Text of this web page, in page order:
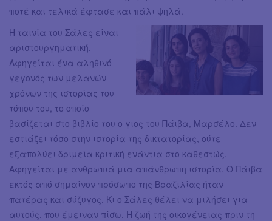
ποτέ και τελικά έφτασε και πάλι ψηλά.
Η ταινία του Σάλες είναι
αριστουργηματική.
Αφηγείται ένα αληθινό
γεγονός των μελανών
χρόνων της ιστορίας του
τόπου του, το οποίο
βασίζεται στο βιβλίο του ο γιος του Πάιβα, Μαρσέλο. Δεν
εστιάζει τόσο στην ιστορία της δικτατορίας, ούτε
εξαπολύει δριμεία κριτική ενάντια στο καθεστώς.
Αφηγείται με ανθρωπιά μια απάνθρωπη ιστορία. Ο Πάιβα
εκτός από σημαίνον πρόσωπο της Βραζιλίας ήταν
πατέρας και σύζυγος. Κι ο Σάλες θέλει να μιλήσει για
αυτούς, που έμειναν πίσω. Η ζωή της οικογένειας πριν τη